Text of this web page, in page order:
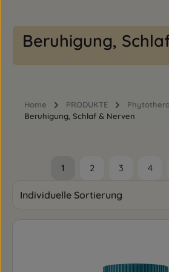
Beruhigung,
Home PRODUKTE
Beruhigung, Schlaf & Nerven
Seite
1 Seite
2 Seite
3 Seite
4